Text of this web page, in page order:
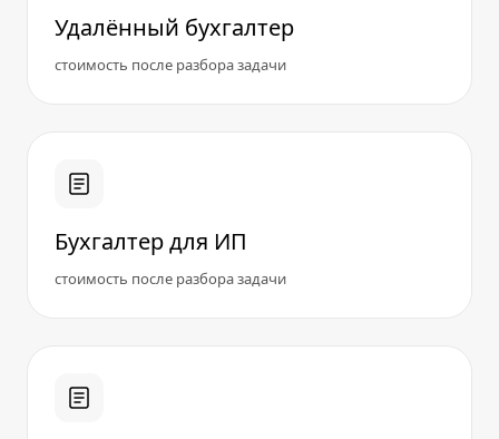
Удалённый бухгалтер
стоимость после разбора задачи
Бухгалтер для ИП
стоимость после разбора задачи